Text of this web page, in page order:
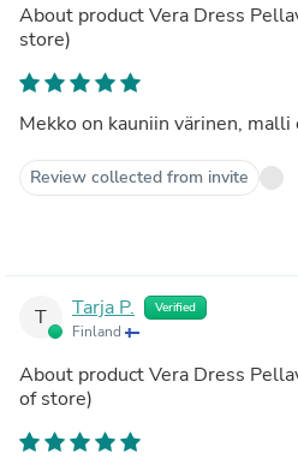
About productVera Dress
store)
Mekko on kauniin värinen, malli
Review collected from invite
T Tarja P. Verified
Finland
About productVera Dress
of store)